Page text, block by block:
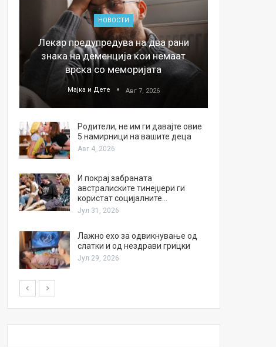
НОВОСТИ
Лекар предупредува на два рани
знака на деменција кои немаат
врска со меморијата
Мајка и Дете Авг 7, 2026
Родители, не им ги давајте овие
5 намирници на вашите деца
Авг 4, 2026
И покрај забраната
австралиските тинејџери ги
користат социјалните…
Јул 31, 2026
Лажно ехо за одвикнување од
слатки и од нездрави грицки
Јул 29, 2026